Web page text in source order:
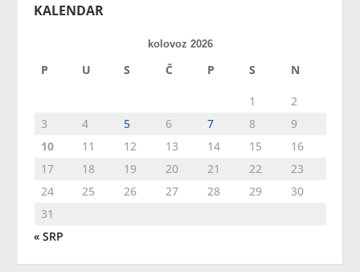
KALENDAR
kolovoz 2026
P U S Č P S N
1
2
3
4 5 6 7 8
9
10
11 12 13 14 15
16
17
18 19 20 21 22
23
24
25 26 27 28 29
30
31
« SRP